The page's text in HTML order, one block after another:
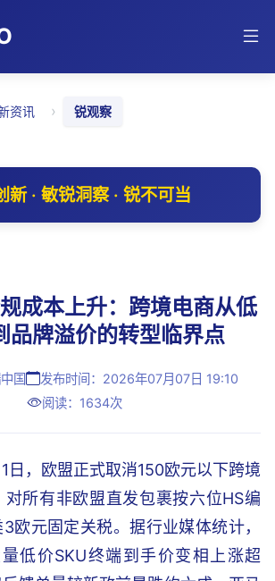
资讯 › 锐观察
新 · 敏锐洞察 · 锐不可当
成本上升：跨境电商从低
品牌溢价的转型临界点
国
发布时间：2026年07月07日 19:10
阅读：1634次
日，欧盟正式取消150欧元以下跨境
所有非欧盟直发包裹按六位HS编
欧元固定关税。据行业媒体统计，
低价SKU终端到手价变相上涨超